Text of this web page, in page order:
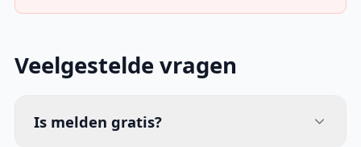
Veelgestelde vragen
Is melden gratis?